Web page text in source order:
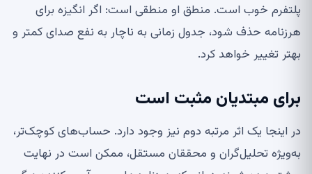
پلتفرم خوب است. منطق او منطقی است: اگر انگیزه برای
هرزنامه حذف شود، جدول زمانی به ناچار به نفع صدای کمتر و
بهتر تغییر خواهد کرد.
برای مبتدیان مثبت است
در اینجا یک اثر مرتبه دوم نیز وجود دارد. حساب‌های کوچک‌تر،
به‌ویژه تحلیل‌گران و محققان مستقل، ممکن است در نهایت